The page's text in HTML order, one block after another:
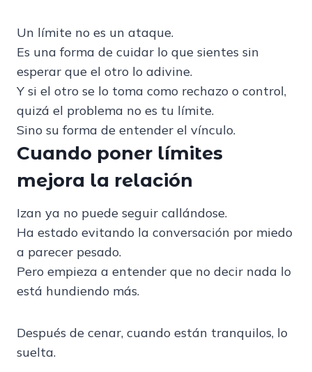
Un límite no es un ataque.
Es una forma de cuidar lo que sientes sin
esperar que el otro lo adivine.
Y si el otro se lo toma como rechazo o control,
quizá el problema no es tu límite.
Sino su forma de entender el vínculo.
Cuando poner límites
mejora la relación
Izan ya no puede seguir callándose.
Ha estado evitando la conversación por miedo
a parecer pesado.
Pero empieza a entender que no decir nada lo
está hundiendo más.
Después de cenar, cuando están tranquilos, lo
suelta.